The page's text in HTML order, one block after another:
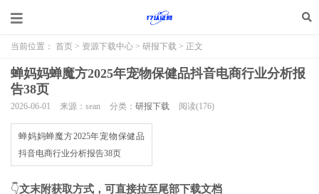
当前位置： 首页 > 资源下载中心 > 研报下载 > 正文
蝉妈妈蝉魔方2025年宠物保健品抖音电商行业分析报
告38页
2026-06-01 来源：sean 分类： 研报下载 阅读(176)
蝉妈妈蝉魔方2025年宠物保健品
抖音电商行业分析报告38页
👇文末附获取方式，可直接拉至尾部下载文档